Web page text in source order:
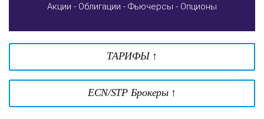
Акции - Облигации - Фьючерсы - Опционы
ТАРИФЫ ↑
ECN/STP Брокеры ↑